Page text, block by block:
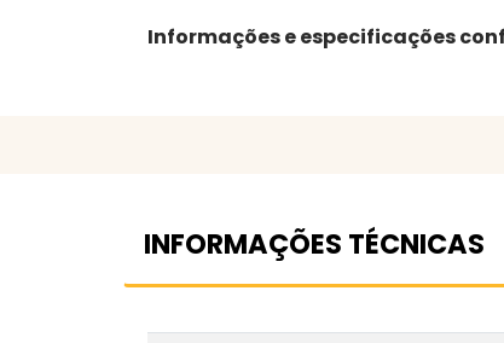
Informações e especificações
INFORMAÇÕES TÉCNICAS